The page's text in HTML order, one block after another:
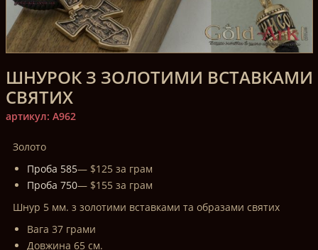
ШНУРОК З ЗОЛОТИМИ ВСТАВКАМИ
СВЯТИХ
артикул: A962
Золото
Проба 585— $125 за грам
Проба 750— $155 за грам
Шнур 5 мм. з золотими вставками та образами святих
Вага 37 грами
Довжина 65 см.